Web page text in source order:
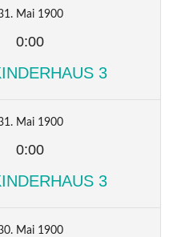
Mai 1900
0:00
3
Mai 1900
0:00
3
Mai 1900